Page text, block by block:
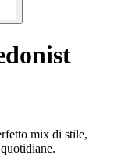
mix di stile,